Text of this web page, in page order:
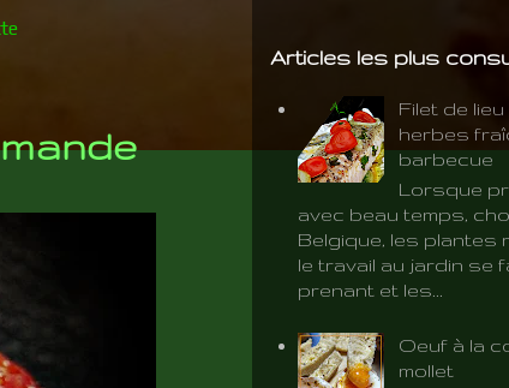
Articles les plus
Filet de
herbes
barbecue
Lorsque
avec beau temps,
Belgique, les plantes
le travail au jardin se
prenant et les...
Oeuf à la
mollet